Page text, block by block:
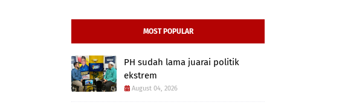
MOST POPULAR
PH sudah lama juarai politik
ekstrem
August 04, 2026